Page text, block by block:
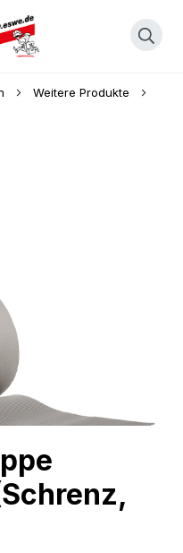
Weitere Produkte